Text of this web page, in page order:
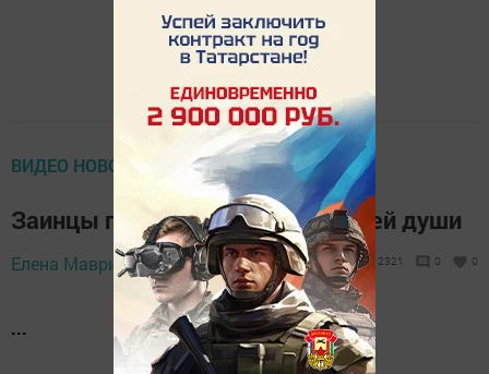
ВИДЕО НОВОСТИ (НОВОЕ)
Заинцы поделились теплом своей души
Елена Маврина, 15 ноября 2017 - 15:54 2321 0 0
...